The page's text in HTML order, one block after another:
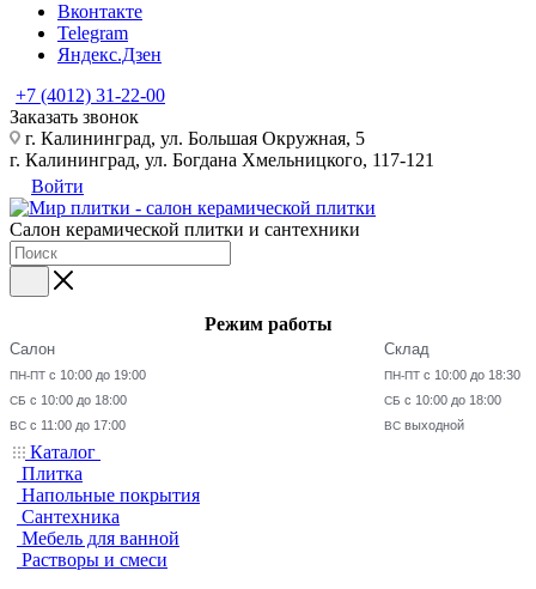
Вконтакте
Telegram
Яндекс.Дзен
+7 (4012) 31-22-00
Заказать звонок
г. Калининград, ул. Большая Окружная, 5
г. Калининград, ул. Богдана Хмельницкого, 117-121
Войти
Салон керамической плитки и сантехники
Режим работы
Салон
ПН-ПТ с 10:00 до 19:00
СБ с 10:00 до 18:00
ВС с 11:00 до 17:00
Склад
ПН-ПТ с 10:00 до 18:30
СБ с 10:00 до 18:00
ВС выходной
Каталог
Плитка
Напольные покрытия
Сантехника
Мебель для ванной
Растворы и смеси